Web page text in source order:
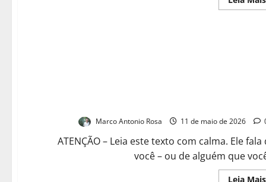
Marco Antonio Rosa 11 de maio de 2026
ATENÇÃO – Leia este texto com calma. Ele fala
você – ou de alguém que
Leia Mais